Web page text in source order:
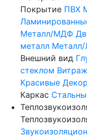
Покрытие ПВХ
Металл/МДФ
металл Металл/
Внешний вид
стеклом Витраж
Красивые
Каркас